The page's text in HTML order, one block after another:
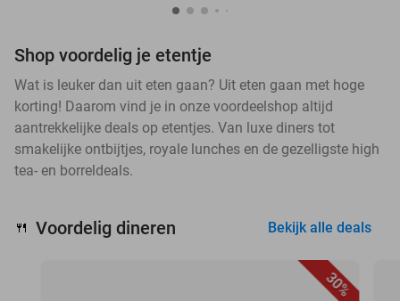
Shop voordelig je etentje
Wat is leuker dan uit eten gaan? Uit eten gaan met hoge
korting! Daarom vind je in onze voordeelshop altijd
aantrekkelijke deals op etentjes. Van luxe diners tot
smakelijke ontbijtjes, royale lunches en de gezelligste high
tea- en borreldeals.
🍴 Voordelig dineren Bekijk alle deals
30%